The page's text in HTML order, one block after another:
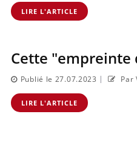
LIRE L'ARTICLE
Cette
Publié le 27.07.2023 | Par
LIRE L'ARTICLE